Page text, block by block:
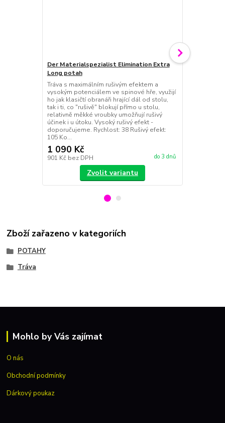
Der Materialspezialist Elimination Extra
Long potah
Tráva s maximálním rušivým efektem a
vysokým potenciálem ve spinové hře, využijí
ho jak klasičtí obranáři hrající dál od stolu,
tak i ti, co "rušivě" blokují přímo u stolu,
relativně měkké vroubky umožňují rušivý
účinek i u útoku. Vysoký rušivý efekt -
doporučujeme. Rychlost: 38 Rušivý efekt:
105 Ko...
1 090 Kč
901 Kč bez DPH do 3 dnů
Zvolit variantu
Zboží zařazeno v kategoriích
POTAHY
Tráva
Mohlo by Vás zajímat
O nás
Obchodní podmínky
Dárkový poukaz